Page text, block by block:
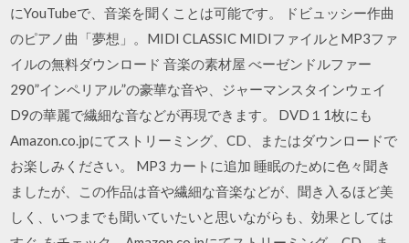
にYouTubeで、音楽を聞くことは可能です。 ドビュッシー作曲
のピアノ曲「夢想」。MIDI CLASSIC MIDIファイルとMP3ファ
イルの無料ダウンロード 音楽の素材屋 べーゼンドルファー
290”インペリアル”の豪華な音や、ジャーマンスタインウェイ
D9の華麗で繊細な音などが再現できます。 DVD１1枚にも
Amazon.co.jpにてストリーミング、CD、またはダウンロードで
お楽しみください。 MP3 カートに追加 睡眠のために色々聞き
ましたが、この作品は音や繊細な音楽などが、聞き入るほど美
しく、いつまでも聞いていたいと思いながらも、効果としては